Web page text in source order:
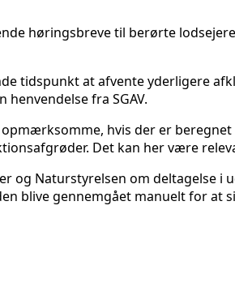
høringsbreve til berørte
tidspunkt at afvente yderligere
fra SGAV.
hvis der er
Det kan her være
og Naturstyrelsen om deltagelse
blive gennemgået manuelt for at